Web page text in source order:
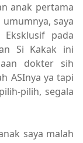
anak pertama
saya
pada
Si Kakak ini
dokter sih
ASInya ya tapi
pilih, segala
saya malah